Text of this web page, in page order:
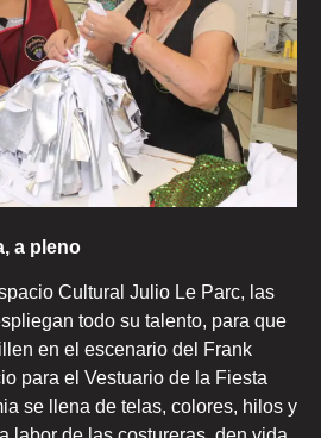
a pleno
Cultural Julio Le Parc, las
todo su talento, para que
en el escenario del Frank
para el Vestuario de la Fiesta
se llena de telas, colores, hilos y